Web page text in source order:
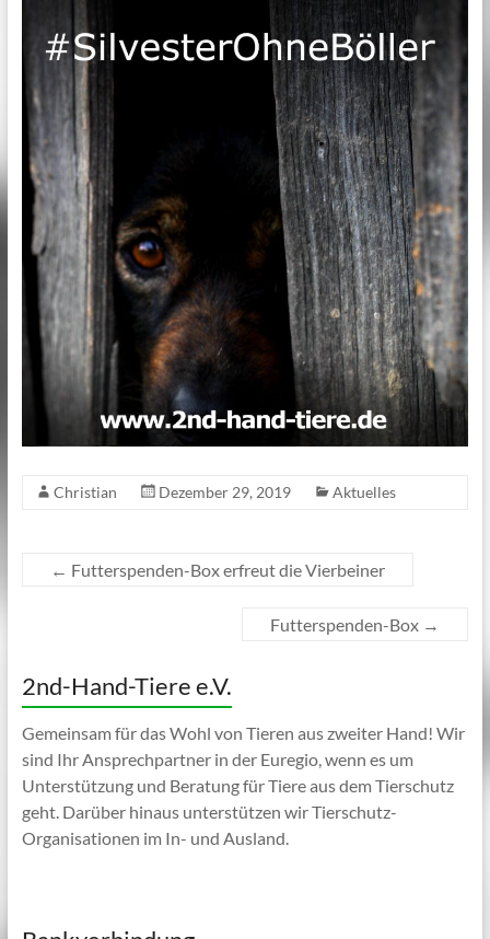
Christian Dezember 29, 2019 Aktuelles
← Futterspenden-Box erfreut die Vierbeiner
Futterspenden-Box →
2nd-Hand-Tiere e.V.
Gemeinsam für das Wohl von Tieren aus zweiter Hand! Wir
sind Ihr Ansprechpartner in der Euregio, wenn es um
Unterstützung und Beratung für Tiere aus dem Tierschutz
geht. Darüber hinaus unterstützen wir Tierschutz-
Organisationen im In- und Ausland.